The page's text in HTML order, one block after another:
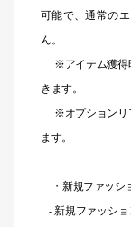
可能で、通常の
ん。
※アイテム獲得
きます。
※オプションリ
ます。
・ 新規ファッシ
-新規 ファッショ